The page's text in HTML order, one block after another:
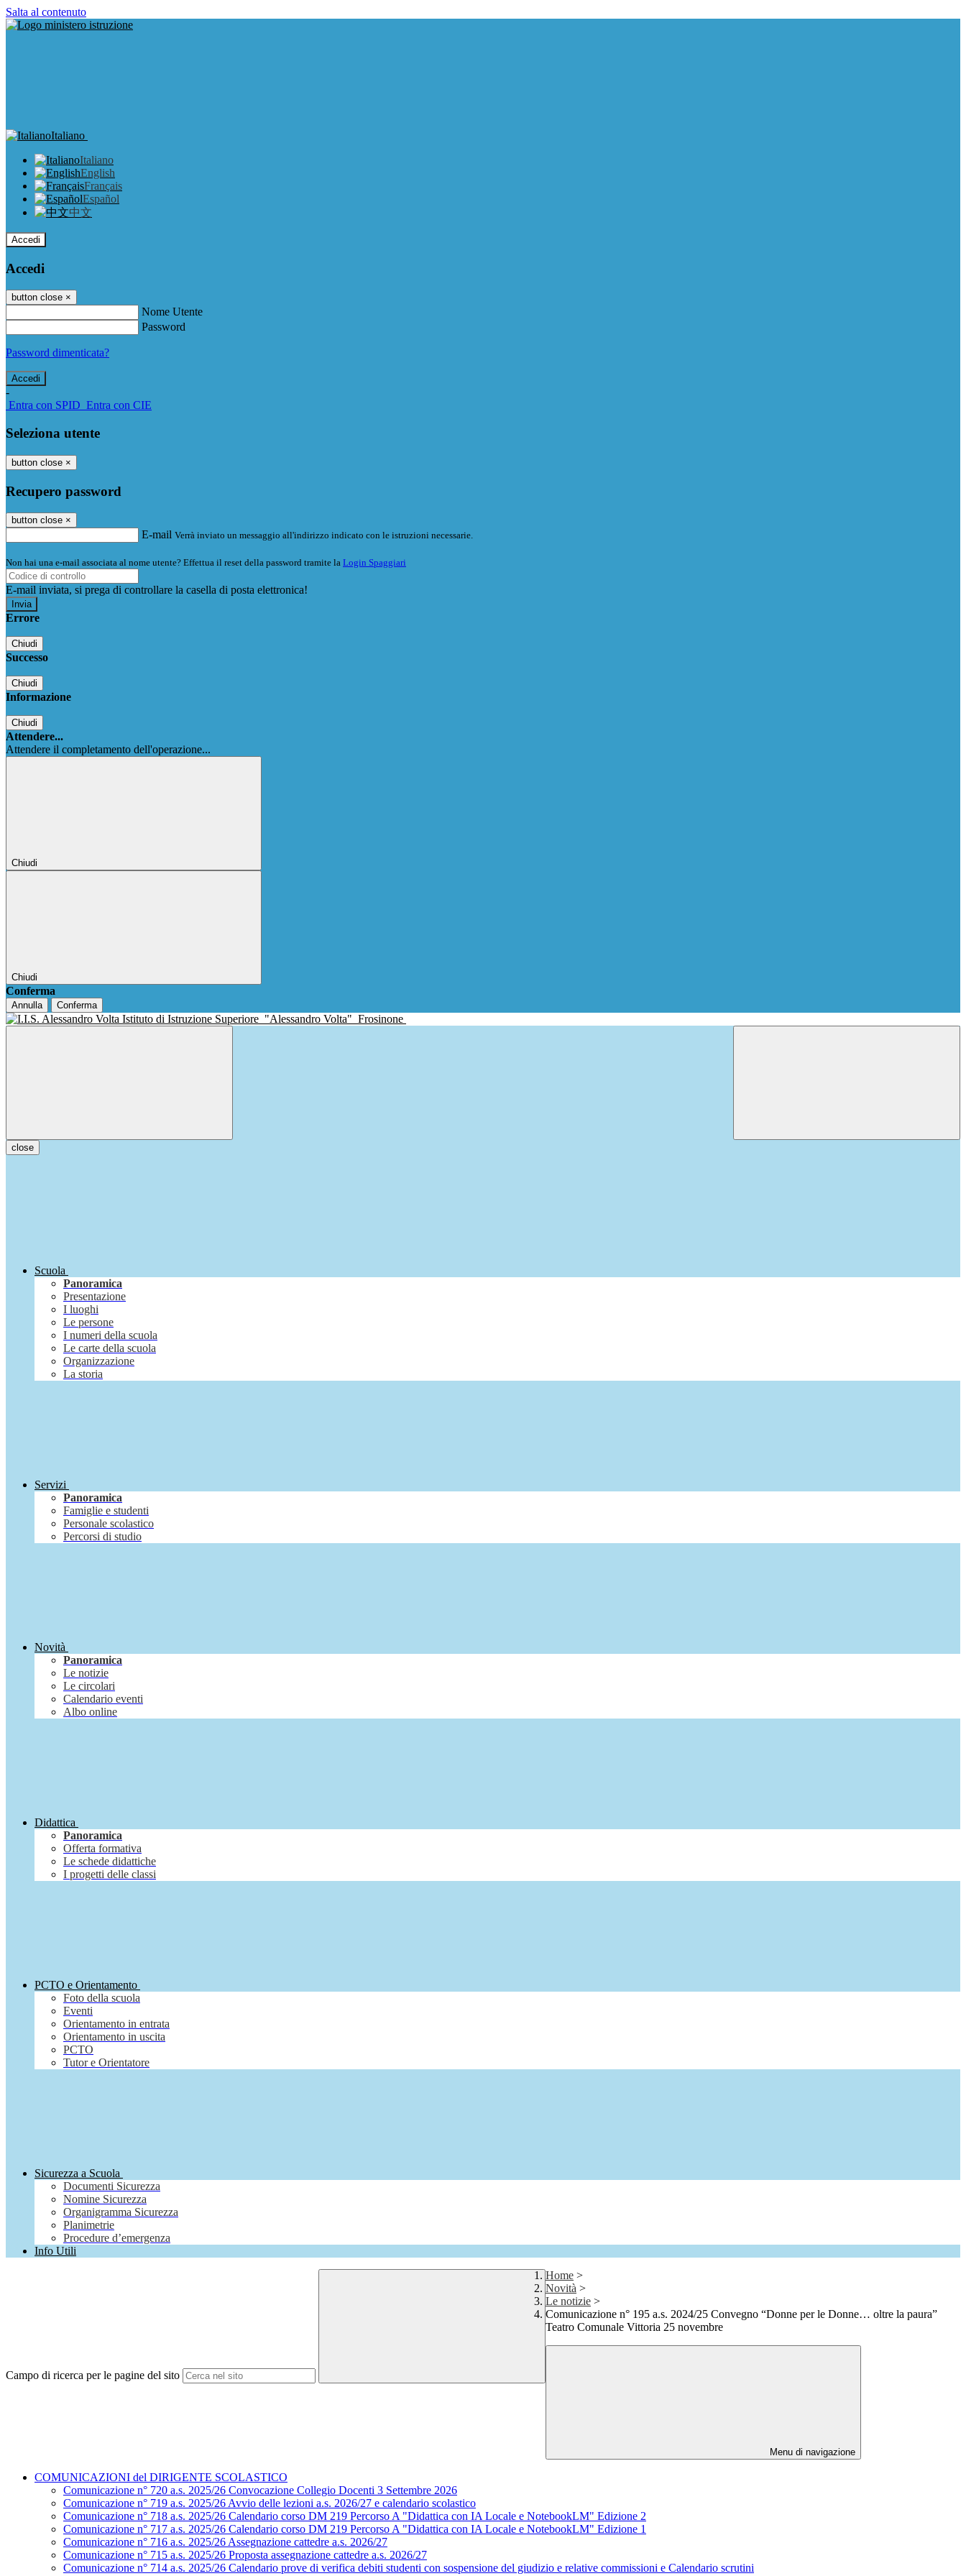
Salta al contenuto
Italiano
Italiano
English
Français
Español
中文
Accedi
Accedi
button close ×
Nome Utente
Password
Password dimenticata?
-
Entra con SPID Entra con CIE
Seleziona utente
button close ×
Recupero password
button close ×
E-mail Verrà inviato un messaggio all'indirizzo indicato con le istruzioni necessarie.
Non hai una e-mail associata al nome utente? Effettua il reset della password tramite la Login Spaggiari
E-mail inviata, si prega di controllare la casella di posta elettronica!
Errore
Chiudi
Successo
Chiudi
Informazione
Chiudi
Attendere...
Attendere il completamento dell'operazione...
Chiudi
Chiudi
Conferma
Annulla Conferma
Istituto di Istruzione Superiore "Alessandro Volta" Frosinone
close
Scuola
Panoramica
Presentazione
I luoghi
Le persone
I numeri della scuola
Le carte della scuola
Organizzazione
La storia
Servizi
Panoramica
Famiglie e studenti
Personale scolastico
Percorsi di studio
Novità
Panoramica
Le notizie
Le circolari
Calendario eventi
Albo online
Didattica
Panoramica
Offerta formativa
Le schede didattiche
I progetti delle classi
PCTO e Orientamento
Foto della scuola
Eventi
Orientamento in entrata
Orientamento in uscita
PCTO
Tutor e Orientatore
Sicurezza a Scuola
Documenti Sicurezza
Nomine Sicurezza
Organigramma Sicurezza
Planimetrie
Procedure d’emergenza
Info Utili
Campo di ricerca per le pagine del sito
Home >
Novità >
Le notizie >
Comunicazione n° 195 a.s. 2024/25 Convegno “Donne per le Donne… oltre la paura”
Teatro Comunale Vittoria 25 novembre
Menu di navigazione
COMUNICAZIONI del DIRIGENTE SCOLASTICO
Comunicazione n° 720 a.s. 2025/26 Convocazione Collegio Docenti 3 Settembre 2026
Comunicazione n° 719 a.s. 2025/26 Avvio delle lezioni a.s. 2026/27 e calendario scolastico
Comunicazione n° 718 a.s. 2025/26 Calendario corso DM 219 Percorso A "Didattica con IA Locale e NotebookLM" Edizione 2
Comunicazione n° 717 a.s. 2025/26 Calendario corso DM 219 Percorso A "Didattica con IA Locale e NotebookLM" Edizione 1
Comunicazione n° 716 a.s. 2025/26 Assegnazione cattedre a.s. 2026/27
Comunicazione n° 715 a.s. 2025/26 Proposta assegnazione cattedre a.s. 2026/27
Comunicazione n° 714 a.s. 2025/26 Calendario prove di verifica debiti studenti con sospensione del giudizio e relative commissioni e Calendario scrutini